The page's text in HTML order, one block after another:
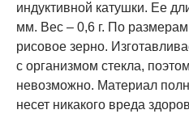
индуктивной катушки. Ее
мм. Вес – 0,6 г. По
рисовое зерно.
с организмом стекла,
невозможно. Материал
несет никакого вреда